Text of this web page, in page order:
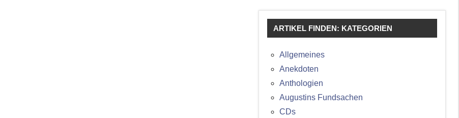
ARTIKEL FINDEN: KATEGORIEN
Allgemeines
Anekdoten
Anthologien
Augustins Fundsachen
CDs